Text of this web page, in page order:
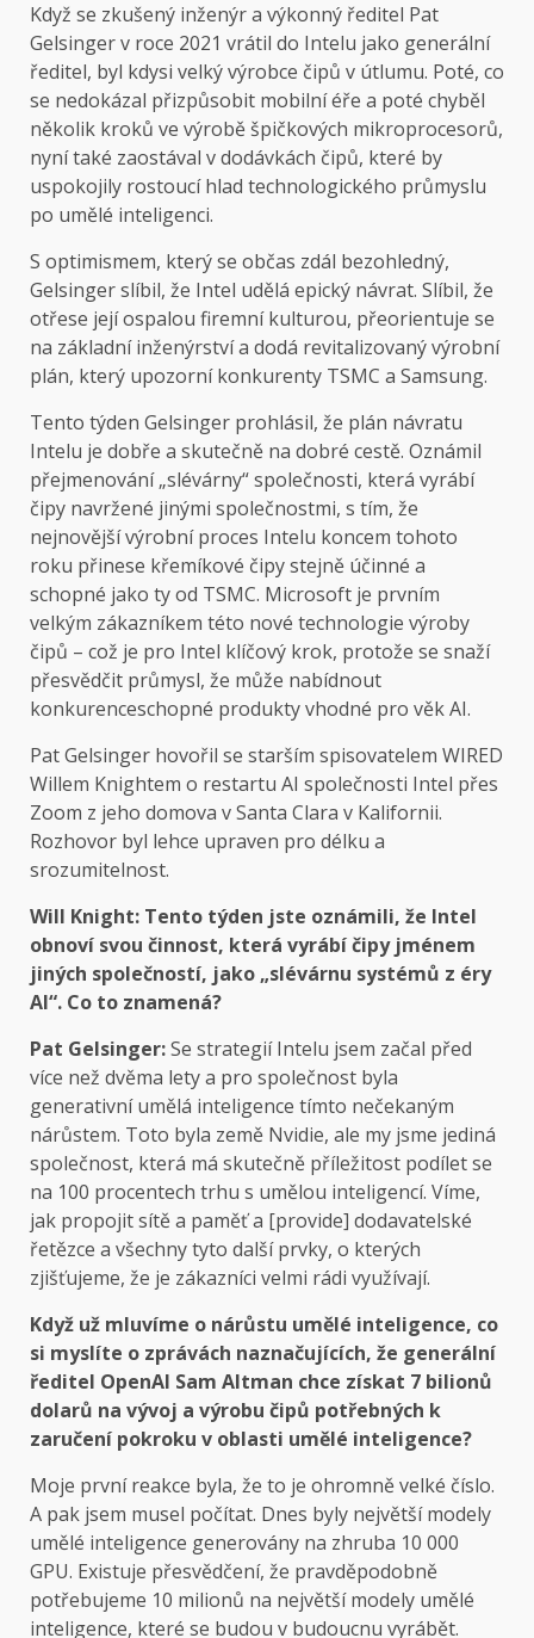
Když se zkušený inženýr a výkonný ředitel Pat
Gelsinger v roce 2021 vrátil do Intelu jako generální
ředitel, byl kdysi velký výrobce čipů v útlumu. Poté, co
se nedokázal přizpůsobit mobilní éře a poté chyběl
několik kroků ve výrobě špičkových mikroprocesorů,
nyní také zaostával v dodávkách čipů, které by
uspokojily rostoucí hlad technologického průmyslu
po umělé inteligenci.
S optimismem, který se občas zdál bezohledný,
Gelsinger slíbil, že Intel udělá epický návrat. Slíbil, že
otřese její ospalou firemní kulturou, přeorientuje se
na základní inženýrství a dodá revitalizovaný výrobní
plán, který upozorní konkurenty TSMC a Samsung.
Tento týden Gelsinger prohlásil, že plán návratu
Intelu je dobře a skutečně na dobré cestě. Oznámil
přejmenování „slévárny“ společnosti, která vyrábí
čipy navržené jinými společnostmi, s tím, že
nejnovější výrobní proces Intelu koncem tohoto
roku přinese křemíkové čipy stejně účinné a
schopné jako ty od TSMC. Microsoft je prvním
velkým zákazníkem této nové technologie výroby
čipů – což je pro Intel klíčový krok, protože se snaží
přesvědčit průmysl, že může nabídnout
konkurenceschopné produkty vhodné pro věk AI.
Pat Gelsinger hovořil se starším spisovatelem WIRED
Willem Knightem o restartu AI společnosti Intel přes
Zoom z jeho domova v Santa Clara v Kalifornii.
Rozhovor byl lehce upraven pro délku a
srozumitelnost.
Will Knight: Tento týden jste oznámili, že Intel
obnoví svou činnost, která vyrábí čipy jménem
jiných společností, jako „slévárnu systémů z éry
AI“. Co to znamená?
Pat Gelsinger:Se strategií Intelu jsem začal před
více než dvěma lety a pro společnost byla
generativní umělá inteligence tímto nečekaným
nárůstem. Toto byla země Nvidie, ale my jsme jediná
společnost, která má skutečně příležitost podílet se
na 100 procentech trhu s umělou inteligencí. Víme,
jak propojit sítě a paměť a [provide] dodavatelské
řetězce a všechny tyto další prvky, o kterých
zjišťujeme, že je zákazníci velmi rádi využívají.
Když už mluvíme o nárůstu umělé inteligence, co
si myslíte o zprávách naznačujících, že generální
ředitel OpenAI Sam Altman chce získat 7 bilionů
dolarů na vývoj a výrobu čipů potřebných k
zaručení pokroku v oblasti umělé inteligence?
Moje první reakce byla, že to je ohromně velké číslo.
A pak jsem musel počítat. Dnes byly největší modely
umělé inteligence generovány na zhruba 10 000
GPU. Existuje přesvědčení, že pravděpodobně
potřebujeme 10 milionů na největší modely umělé
inteligence, které se budou v budoucnu vyrábět.